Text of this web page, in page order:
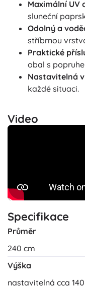
Maximální UV
sluneční
Odolný a
stříbrnou
Praktické
obal s
Nastavitelná
každé situaci.
Video
Specifikace
Průměr
240 cm
Výška
nastavitelná cca